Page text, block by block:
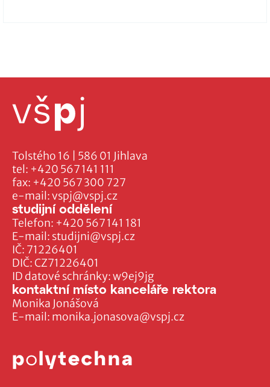
Tolstého 16 | 586 01 Jihlava
tel: +420 567 141 111
fax: +420 567 300 727
e-mail:vspj@vspj.cz
IČ: 71226401
DIČ: CZ71226401
ID datové schránky: w9ej9jg
studijní oddělení
Telefon: +420 567 141 181
E-mail: studijni@vspj.cz
kontaktní místo kanceláře rektora
Monika Jonášová
E-mail: monika.jonasova@vspj.cz